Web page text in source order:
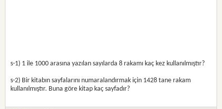
s-1) 1 ile 1000 arasına yazılan sayılarda 8 rakamı kaç kez kullanılmıştır?
s-2) Bir kitabın sayfalarını numaralandırmak için 1428 tane rakam
kullanılmıştır. Buna göre kitap kaç sayfadır?